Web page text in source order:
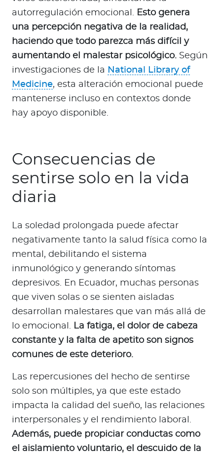
autorregulación emocional. Esto genera
una percepción negativa de la realidad,
haciendo que todo parezca más difícil y
aumentando el malestar psicológico. Según
investigaciones de la National Library of
Medicine, esta alteración emocional puede
mantenerse incluso en contextos donde
hay apoyo disponible.
Consecuencias de
sentirse solo en la vida
diaria
La soledad prolongada puede afectar
negativamente tanto la salud física como la
mental, debilitando el sistema
inmunológico y generando síntomas
depresivos. En Ecuador, muchas personas
que viven solas o se sienten aisladas
desarrollan malestares que van más allá de
lo emocional. La fatiga, el dolor de cabeza
constante y la falta de apetito son signos
comunes de este deterioro.
Las repercusiones del hecho de sentirse
solo son múltiples, ya que este estado
impacta la calidad del sueño, las relaciones
interpersonales y el rendimiento laboral.
Además, puede propiciar conductas como
el aislamiento voluntario, el descuido de la